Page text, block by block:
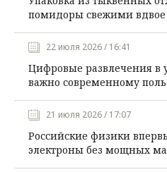
помидоры свежими вдвое
22 июля 2026 / 16:41
Цифровые развлечения в
важно современному
21 июля 2026 / 17:07
Российские физики
электроны без мощных